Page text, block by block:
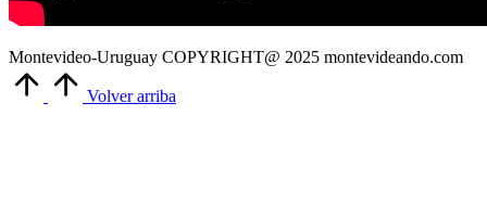
Montevideo-Uruguay COPYRIGHT@ 2025 montevideando.com
Volver arriba